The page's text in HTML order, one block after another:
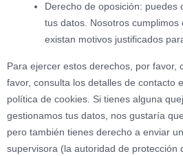
Derecho de oposición: puedes
tus datos. Nosotros cumplimos
existan motivos justificados
Para ejercer estos derechos, por favor,
favor, consulta los detalles de contacto
política de cookies. Si tienes alguna
gestionamos tus datos, nos gustaría
pero también tienes derecho a enviar
supervisora (la autoridad de protección